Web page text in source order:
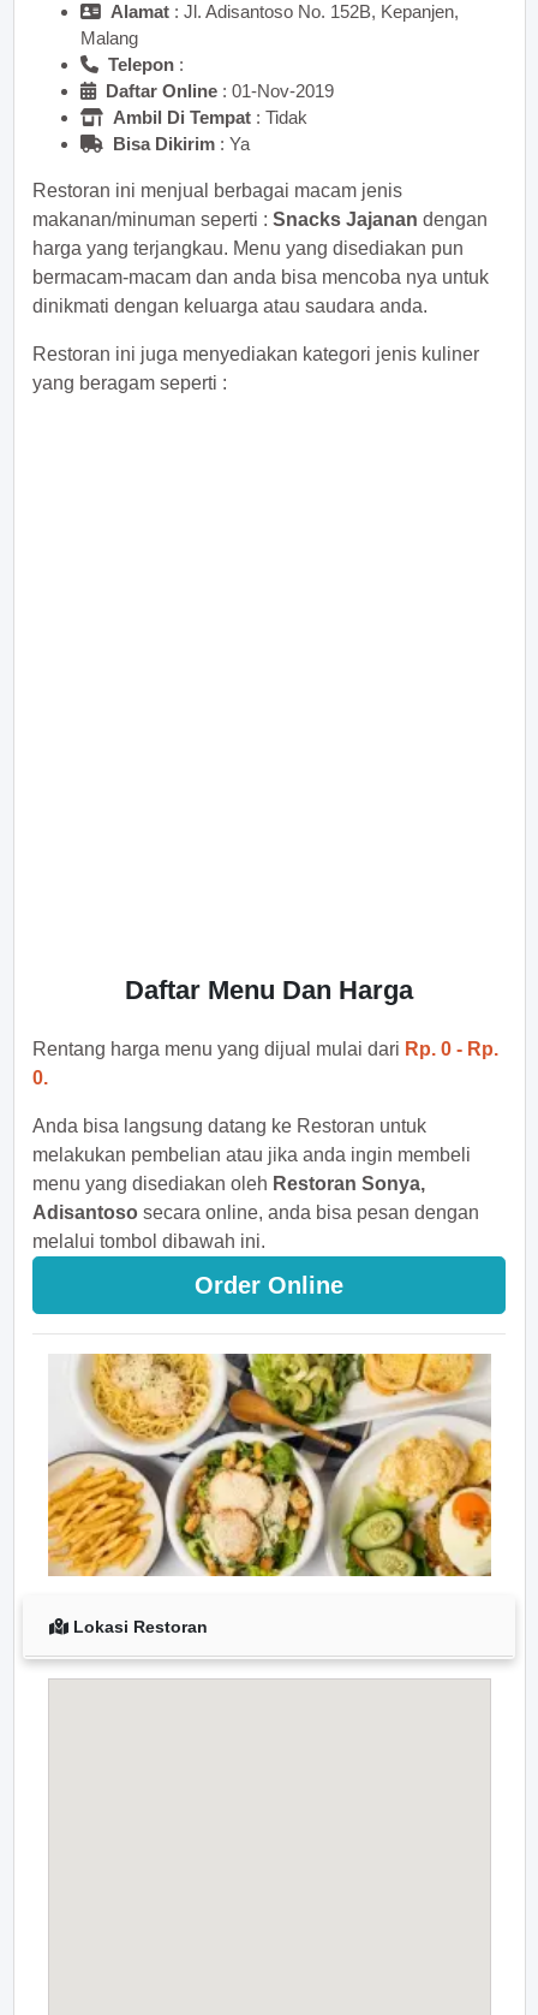
Alamat : Jl. Adisantoso No. 152B, Kepanjen,
Malang
Telepon :
Daftar Online : 01-Nov-2019
Ambil Di Tempat : Tidak
Bisa Dikirim : Ya
Restoran ini menjual berbagai macam jenis
makanan/minuman seperti : Snacks Jajanan dengan
harga yang terjangkau. Menu yang disediakan pun
bermacam-macam dan anda bisa mencoba nya untuk
dinikmati dengan keluarga atau saudara anda.
Restoran ini juga menyediakan kategori jenis kuliner
yang beragam seperti :
Daftar Menu Dan Harga
Rentang harga menu yang dijual mulai dari Rp. 0 - Rp.
0.
Anda bisa langsung datang ke Restoran untuk
melakukan pembelian atau jika anda ingin membeli
menu yang disediakan oleh Restoran Sonya,
Adisantoso secara online, anda bisa pesan dengan
melalui tombol dibawah ini.
Order Online
Lokasi Restoran